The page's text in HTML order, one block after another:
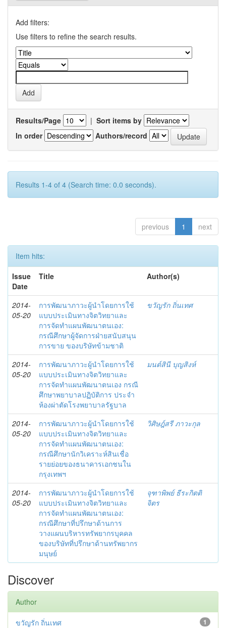
Add filters:
Use filters to refine the search results.
Results/Page | Sort items by
In order
Authors/record
Results 1-4 of 4 (Search time: 0.0 seconds).
previous 1 next
Item hits:
Issue
Date
Title Author(s)
2014-
05-20
การพัฒนาภาวะผู้นำโดยการใช้
แบบประเมินทางจิตวิทยาและ
การจัดทำแผนพัฒนาตนเอง:
กรณีศึกษาผู้จัดการฝ่ายสนับสนุน
การขาย ของบริษัทข้ามชาติ
ขวัญรัก ถิ่นเทศ
2014-
05-20
การพัฒนาภาวะผู้นำโดยการใช้
แบบประเมินทางจิตวิทยาและ
การจัดทำแผนพัฒนาตนเอง กรณี
ศึกษาพยาบาลปฏิบัติการ ประจำ
ห้องผ่าตัดโรงพยาบาลรัฐบาล
มนต์สินี บุญสิงห์
2014-
05-20
การพัฒนาภาวะผู้นำโดยการใช้
แบบประเมินทางจิตวิทยาและ
การจัดทำแผนพัฒนาตนเอง:
กรณีศึกษานักวิเคราะห์สินเชื่อ
รายย่อยของธนาคารเอกชนใน
กรุงเทพฯ
วิศิษฎ์สรี ภาวะกุล
2014-
05-20
การพัฒนาภาวะผู้นำโดยการใช้
แบบประเมินทางจิตวิทยาและ
การจัดทำแผนพัฒนาตนเอง:
กรณีศึกษาที่ปรึกษาด้านการ
วางแผนบริหารทรัพยากรบุคคล
ของบริษัทที่ปรึกษาด้านทรัพยากร
มนุษย์
จุฑาพิพย์ ธีระกิตติ
จิตร
Discover
Author
1
ขวัญรัก ถิ่นเทศ